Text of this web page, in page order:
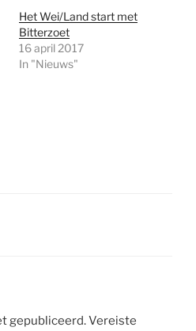
Het Wei/Land start met
Bitterzoet
16 april 2017
In "Nieuws"
gepubliceerd.Vereiste